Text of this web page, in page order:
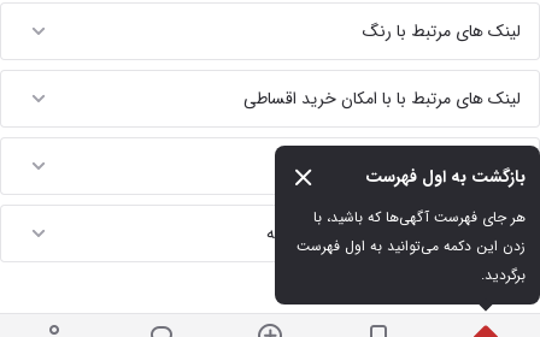
بازگشت به اول فهرست
برگردید.
لینک های مرتبط با رنگ
لینک های مرتبط با با امکان خرید اقساطی
لینک های مرتبط با برند و تیپ
لینک های مرتبط با جستجوهای مشابه